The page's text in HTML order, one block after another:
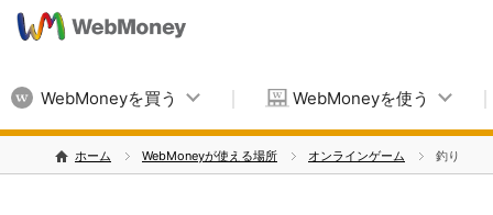
WebMoneyを買う WebMoneyを使う
ホーム WebMoneyが使える場所 オンラインゲーム 釣り